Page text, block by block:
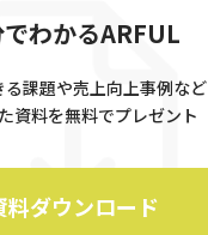
わかるARFUL
る課題や売上向上事例など
資料を無料でプレゼント
料ダウンロード